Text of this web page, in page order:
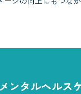
ンタルヘルスケ